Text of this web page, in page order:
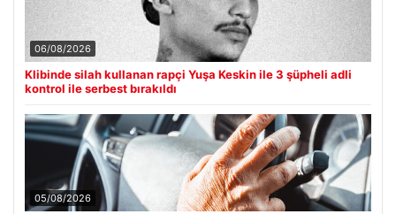
06/08/2026
Klibinde silah kullanan rapçi Yuşa Keskin ile 3 şüpheli adli
kontrol ile serbest bırakıldı
05/08/2026